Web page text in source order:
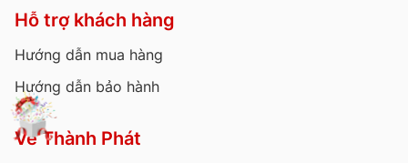
Hỗ trợ khách hàng
Hướng dẫn mua hàng
Hướng dẫn bảo hành
Về Thành Phát